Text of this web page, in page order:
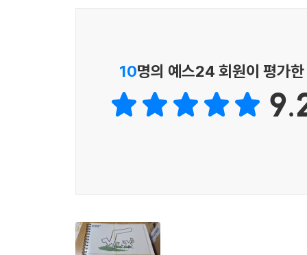
10명의 예스24 회원이 평가